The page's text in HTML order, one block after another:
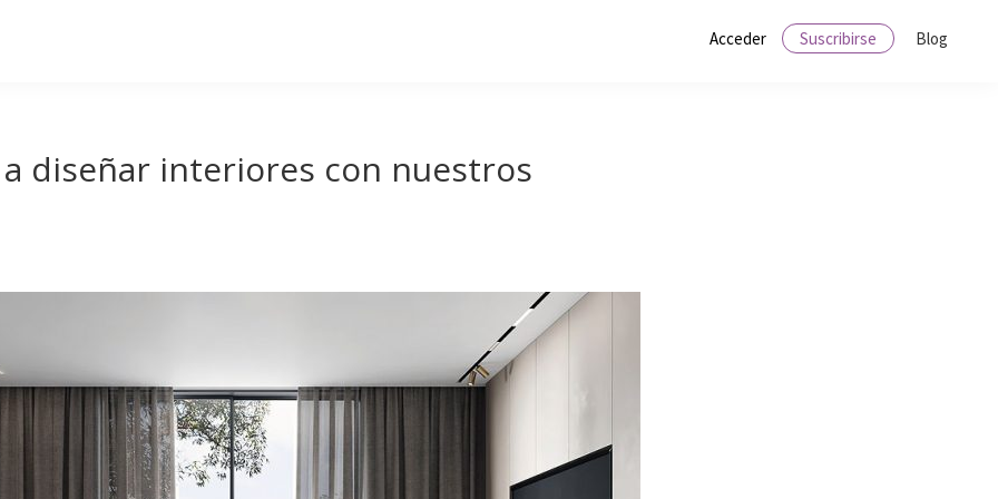
Acceder Suscribirse Blog
diseñar interiores con nuestros